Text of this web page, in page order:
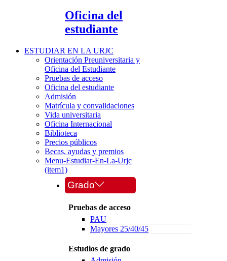
Oficina del
estudiante
ESTUDIAR EN LA URJC
Orientación Preuniversitaria y
Oficina del Estudiante
Pruebas de acceso
Oficina del estudiante
Admisión
Matrícula y convalidaciones
Vida universitaria
Oficina Internacional
Biblioteca
Precios públicos
Becas, ayudas y premios
Menu-Estudiar-En-La-Urjc
(item1)
Grado
Pruebas de acceso
PAU
Mayores 25/40/45
Estudios de grado